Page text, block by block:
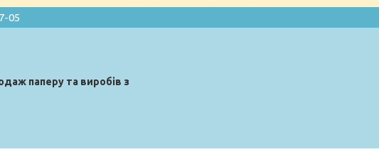
05
паперу та виробів з